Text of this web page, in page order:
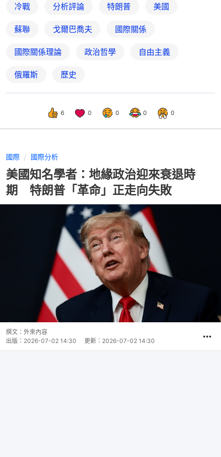
冷戰 分析評論 特朗普 美國
蘇聯 戈爾巴喬夫 國際關係
國際關係理論 政治哲學 自由主義
俄羅斯 歷史
6 0 0 0 0
國際 國際分析
美國知名學者：地緣政治迎來衰退時
期 特朗普「革命」正走向失敗
撰文： 外來內容
出版： 2026-07-02 14:30 更新： 2026-07-02 14:30